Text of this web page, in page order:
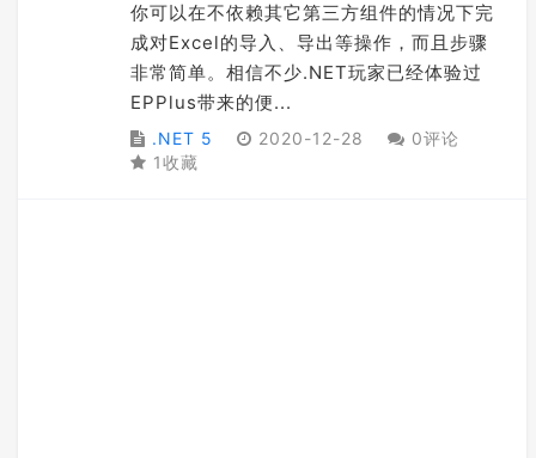
你可以在不依赖其它第三方组件的情况下完
成对Excel的导入、导出等操作，而且步骤
非常简单。相信不少.NET玩家已经体验过
EPPlus带来的便...
.NET 5 2020-12-28
0评论
1收藏